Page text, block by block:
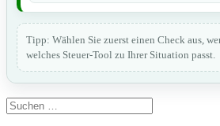
Tipp: Wählen Sie zuerst einen Check aus,
welches Steuer-Tool zu Ihrer Situation passt.
Suchen
nach: